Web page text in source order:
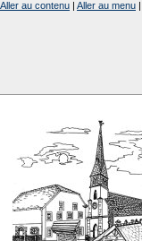
Aller au contenu | Aller au menu |